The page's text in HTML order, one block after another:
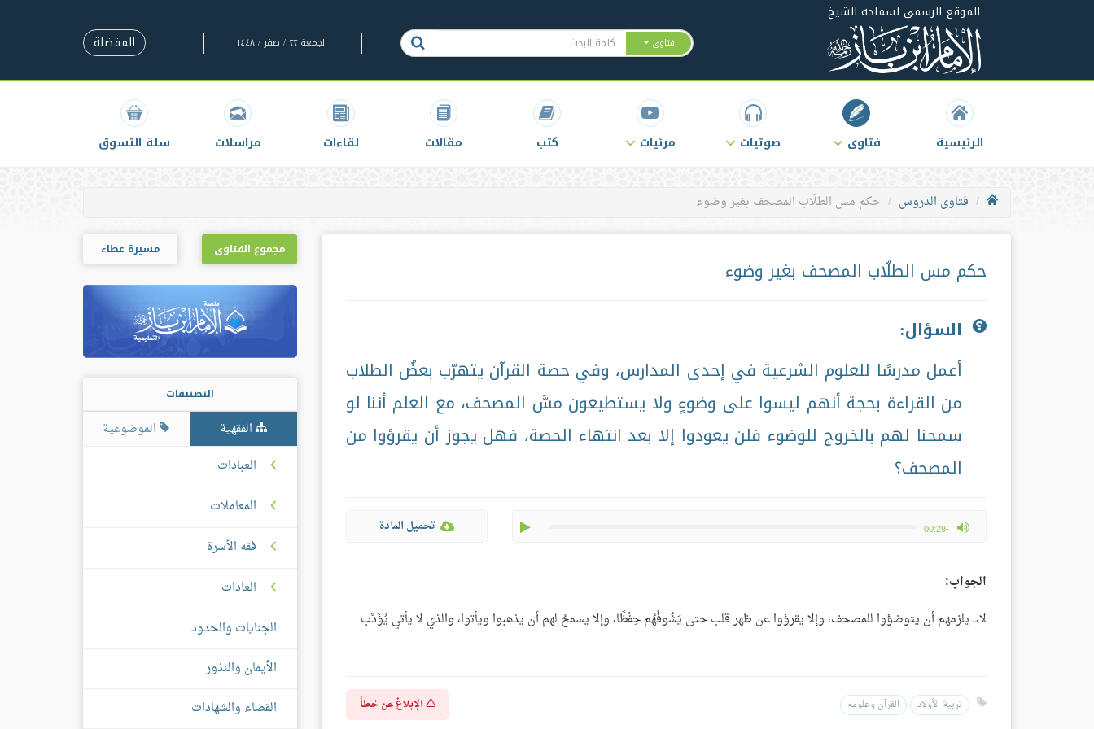
الموقع الرسمي لسماحة الشيخ
فتاوى الجمعة ٢٢ / صفر / ١٤٤٨ المفضلة
الرئيسية فتاوى صوتيات مرئيات كتب مقالات لقاءات مراسلات سلة التسوق
فتاوى الدروس حكم مس الطلّاب المصحف بغير وضوء
حكم مس الطلّاب المصحف بغير وضوء
السؤال:
أعمل مدرسًا للعلوم الشرعية في إحدى المدارس، وفي حصة القرآن يتهرّب بعضُ الطلاب
من القراءة بحجة أنهم ليسوا على وضوءٍ ولا يستطيعون مسَّ المصحف، مع العلم أننا لو
سمحنا لهم بالخروج للوضوء فلن يعودوا إلا بعد انتهاء الحصة، فهل يجوز أن يقرؤوا من
المصحف؟
-00:29
max volume تحميل المادة
الجواب:
لا،ــ يلزمهم أن يتوضؤوا للمصحف، وإلا يقرؤوا عن ظهر قلب حتى يَشُوفُهُم حِفْظًا، وإلا يسمحُ لهم أن يذهبوا ويأتوا، والذي لا يأتي يُؤَدَّب.
تربية الأولاد القرآن وعلومه الإبلاغ عن خطأ
مجموع الفتاوى مسيرة عطاء
التصنيفات
الفقهية
الموضوعية
العبادات
المعاملات
فقه الأسرة
العادات
الجنايات والحدود
الأيمان والنذور
القضاء والشهادات